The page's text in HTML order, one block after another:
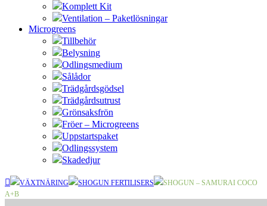
Komplett Kit
Ventilation – Paketlösningar
Microgreens
Tillbehör
Belysning
Odlingsmedium
Sålådor
Trädgårdsgödsel
Trädgårdsutrust
Grönsaksfrön
Fröer – Microgreens
Uppstartspaket
Odlingssystem
Skadedjur
VÄXTNÄRING SHOGUN FERTILISERS
SHOGUN – SAMURAI COCO
A+B